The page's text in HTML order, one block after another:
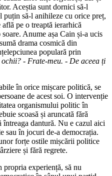
Aceștia sunt dornici să-l
puțin să-l anihileze cu orice preț,
pe o treaptă ierarhică
Anume așa Cain și-a ucis
drama cosmică din
populară prin
ochii? - Frate-meu. - De aceea ți
în orice mișcare politică, se
de acest soi. O intervenție
organismului politic în
scoasă și aruncată fără
întreaga dantură. Nu e cazul aici
sau în jocuri de-a democrația.
forțe ostile mișcării politice
și fără regrete.
experiență, să nu